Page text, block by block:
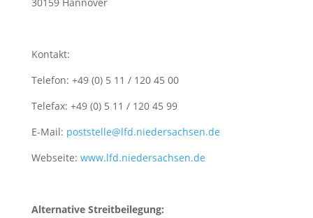
Kontakt:
Telefon: +49 (0) 5 11 / 120 45 00
Telefax: +49 (0) 5 11 / 120 45 99
E-Mail: poststelle@lfd.niedersachsen.de
Webseite: www.lfd.niedersachsen.de
Alternative Streitbeilegung: